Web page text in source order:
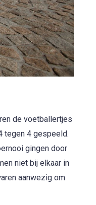
de voetballertjes
tegen 4 gespeeld.
gingen door
niet bij elkaar in
aanwezig om